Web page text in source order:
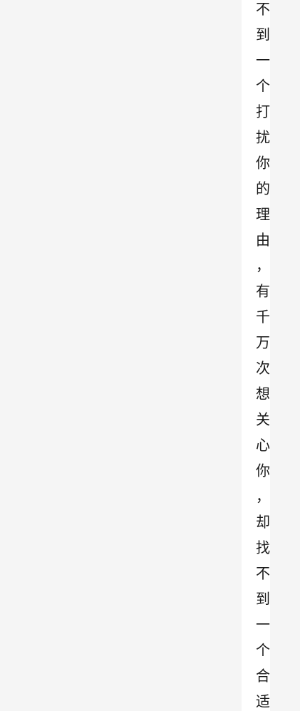
不
到
一
个
打
扰
你
的
理
由
，
有
千
万
次
想
关
心
你
，
却
找
不
到
一
个
合
适